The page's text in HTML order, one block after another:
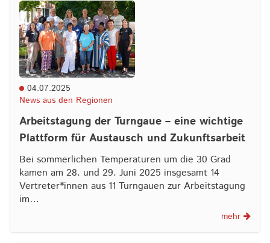
04.07.2025
News aus den Regionen
Arbeitstagung der Turngaue – eine wichtige
Plattform für Austausch und Zukunftsarbeit
Bei sommerlichen Temperaturen um die 30 Grad
kamen am 28. und 29. Juni 2025 insgesamt 14
Vertreter*innen aus 11 Turngauen zur Arbeitstagung
im…
mehr